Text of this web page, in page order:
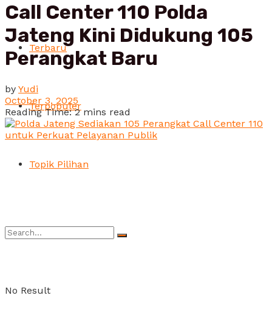
Terbaru
Terpopuler
Topik Pilihan
No Result
Call Center 110 Polda
Jateng Kini Didukung 105
Perangkat Baru
by Yudi
October 3, 2025
Reading Time: 2 mins read